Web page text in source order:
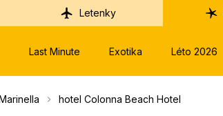
Letenky
Last Minute Exotika Léto 2026
hotel Colonna Beach Hotel